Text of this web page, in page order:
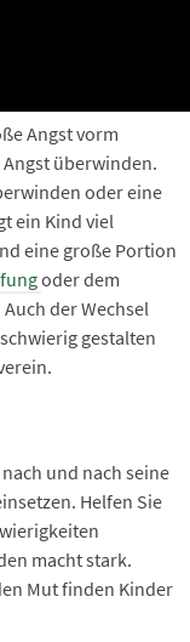
Angst vorm
überwinden.
oder eine
ein Kind viel
eine große Portion
oder dem
der Wechsel
gestalten
und nach seine
Helfen Sie
macht stark.
Mut finden Kinder